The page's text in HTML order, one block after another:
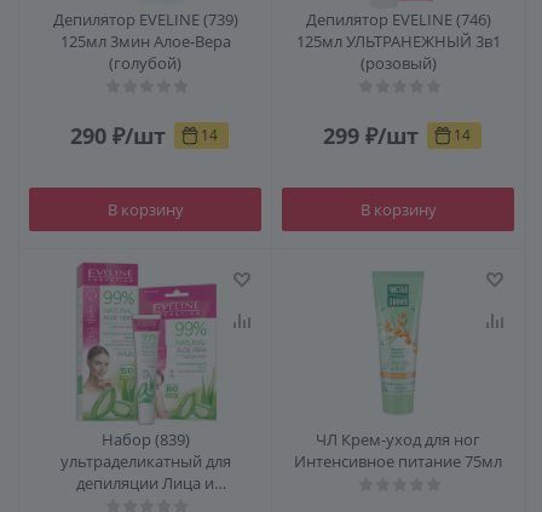
Депилятор EVELINE (739)
125мл 3мин Алое-Вера
(голубой)
290 ₽/шт 14
В корзину
Депилятор EVELINE (746)
125мл УЛЬТРАНЕЖНЫЙ 3в1
(розовый)
299 ₽/шт 14
В корзину
Набор (839)
ультраделикатный для
депиляции Лица и
ЧЛ Крем-уход для ног
Интенсивное питание 75мл